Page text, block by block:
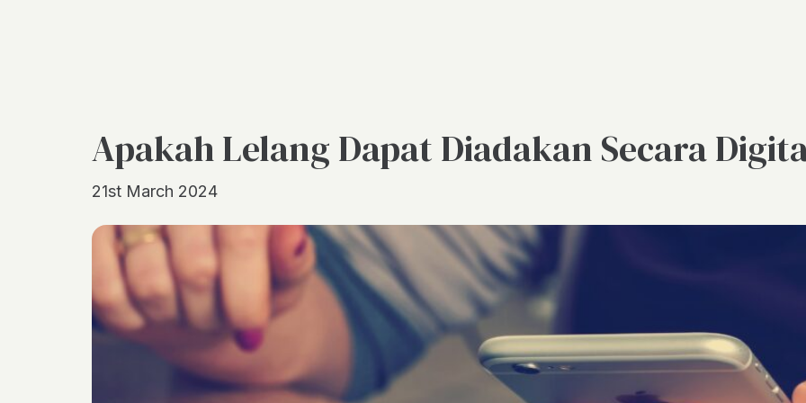
Apakah Lelang Dapat Diadakan Secara
21st March 2024